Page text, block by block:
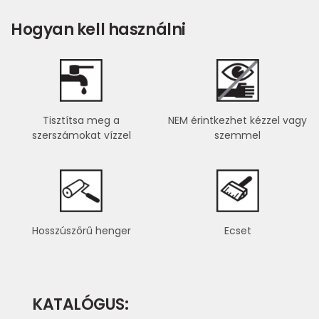
Hogyan kell használni
Tisztítsa meg a
szerszámokat vízzel
NEM érintkezhet kézzel vagy
szemmel
Hosszúszőrű henger Ecset
KATALÓGUS: